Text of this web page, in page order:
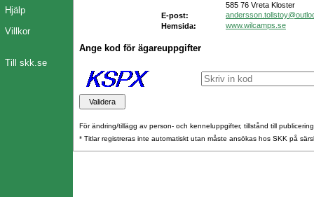
Hjälp
Villkor
Till skk.se
585 76 Vreta Kloster
E-post:
Hemsida:
www.wilcamps.se
Ange kod för ägareuppgifter
För ändring/tillägg av person- och kenneluppgifter, tillstånd till
* Titlar registreras inte automatiskt utan måste ansökas hos SKK på